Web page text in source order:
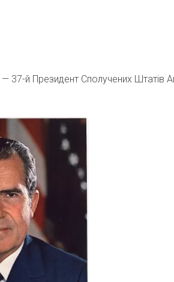
— 37-й Президент Сполучених Штатів